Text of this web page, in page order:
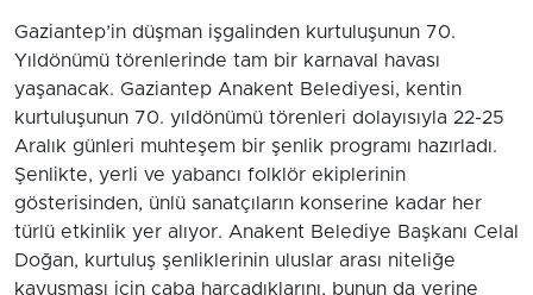
Gaziantep’in düşman işgalinden kurtuluşunun 70.
Yıldönümü törenlerinde tam bir karnaval havası
yaşanacak. Gaziantep Anakent Belediyesi, kentin
kurtuluşunun 70. yıldönümü törenleri dolayısıyla 22-25
Aralık günleri muhteşem bir şenlik programı hazırladı.
Şenlikte, yerli ve yabancı folklör ekiplerinin
gösterisinden, ünlü sanatçıların konserine kadar her
türlü etkinlik yer alıyor. Anakent Belediye Başkanı Celal
Doğan, kurtuluş şenliklerinin uluslar arası niteliğe
kavuşması için çaba harcadıklarını, bunun da yerine